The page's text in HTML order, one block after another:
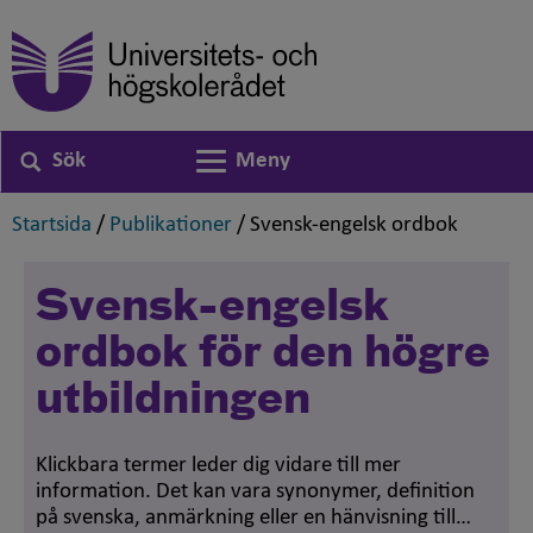
Sök
Växla navigering
Meny
Startsida ,
/ Publikationer ,
/ Svensk-engelsk ordbok
Svensk-engelsk
ordbok för den högre
utbildningen
Klickbara termer leder dig vidare till mer
information. Det kan vara synonymer, definition
på svenska, anmärkning eller en hänvisning till